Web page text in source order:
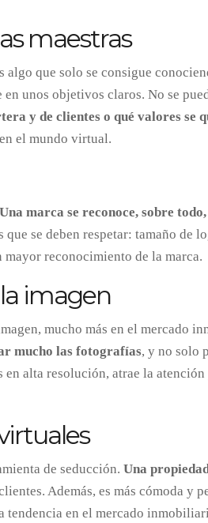
maestras
algo que solo se consigue
unos objetivos claros. No se
y de clientes o qué valores se
el mundo virtual.
Una marca se reconoce, sobre
se deben respetar: tamaño de
reconocimiento de la marca.
imagen
mucho más en el mercado
mucho las fotografías, y no solo
alta resolución, atrae la atención
de seducción. Una
Además, es más cómoda y
tendencia en el mercado